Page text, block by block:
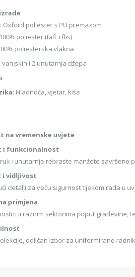
Oxford poliester s PU premazom
poliester (taft i flis)
poliesterska vlakna
vanjskih i 2 unutarnja džepa
Hladnoća, vjetar, kiša
na vremenske uvjete
i funkcionalnost
i unutarnje rebraste manžete
i vidljivost
detalji za veću sigurnost tijekom rada u
primjena
u raznim sektorima poput građevine,
odličan izbor za uniformirane